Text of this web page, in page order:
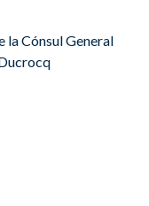
la Cónsul General